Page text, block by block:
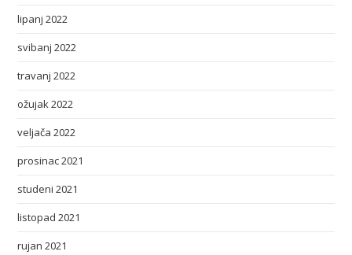
lipanj 2022
svibanj 2022
travanj 2022
ožujak 2022
veljača 2022
prosinac 2021
studeni 2021
listopad 2021
rujan 2021